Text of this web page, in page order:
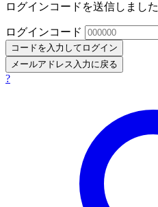
ログインコードを送信しました
ログインコード
コードを入力してログイン
メールアドレス入力に戻る
?